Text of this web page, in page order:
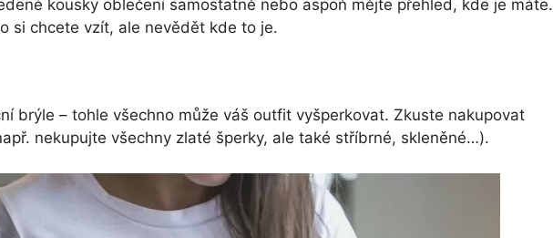
kousky oblečení samostatně nebo aspoň mějte přehled, kde je máte.
si chcete vzít, ale nevědět kde to je.
brýle – tohle všechno může váš outfit vyšperkovat. Zkuste nakupovat
nekupujte všechny zlaté šperky, ale také stříbrné, skleněné…).